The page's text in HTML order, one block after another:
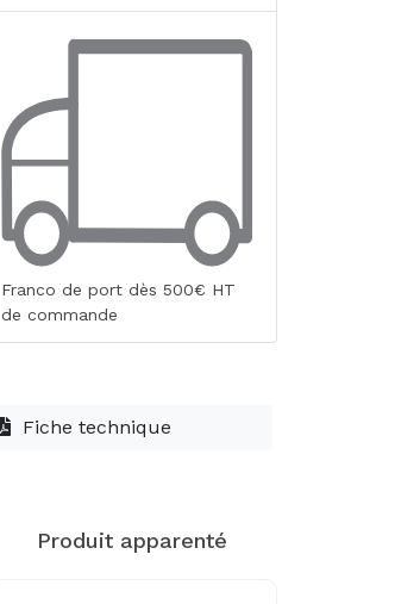
Franco de port dès 500€ HT
de commande
Fiche technique
Produit apparenté